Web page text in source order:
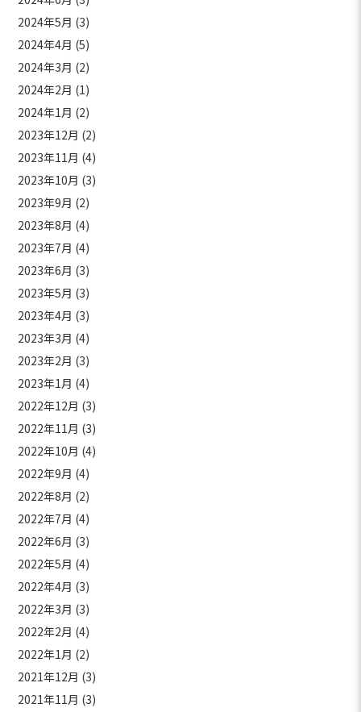
2024年5月 (3)
2024年4月 (5)
2024年3月 (2)
2024年2月 (1)
2024年1月 (2)
2023年12月 (2)
2023年11月 (4)
2023年10月 (3)
2023年9月 (2)
2023年8月 (4)
2023年7月 (4)
2023年6月 (3)
2023年5月 (3)
2023年4月 (3)
2023年3月 (4)
2023年2月 (3)
2023年1月 (4)
2022年12月 (3)
2022年11月 (3)
2022年10月 (4)
2022年9月 (4)
2022年8月 (2)
2022年7月 (4)
2022年6月 (3)
2022年5月 (4)
2022年4月 (3)
2022年3月 (3)
2022年2月 (4)
2022年1月 (2)
2021年12月 (3)
2021年11月 (3)